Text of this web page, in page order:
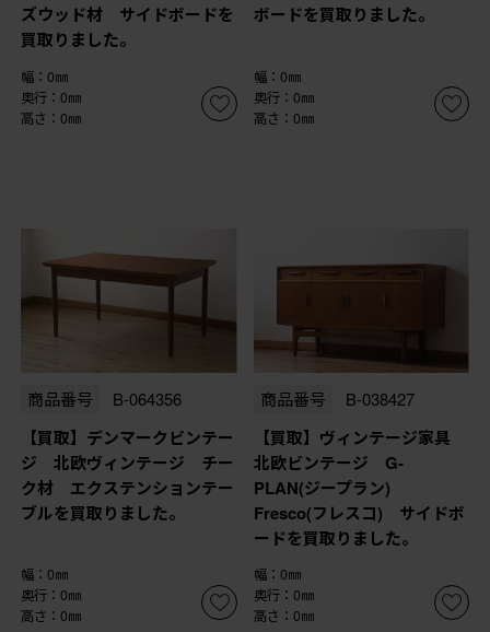
ズウッド材 サイドボードを
買取りました。
幅：0㎜
奥行：0㎜
高さ：0㎜
ボードを買取りました。
幅：0㎜
奥行：0㎜
高さ：0㎜
商品番号 B-064356
【買取】デンマークビンテー
ジ 北欧ヴィンテージ チー
ク材 エクステンションテー
ブルを買取りました。
幅：0㎜
奥行：0㎜
高さ：0㎜
商品番号 B-038427
【買取】ヴィンテージ家具
北欧ビンテージ G-
PLAN(ジープラン)
Fresco(フレスコ) サイドボ
ードを買取りました。
幅：0㎜
奥行：0㎜
高さ：0㎜